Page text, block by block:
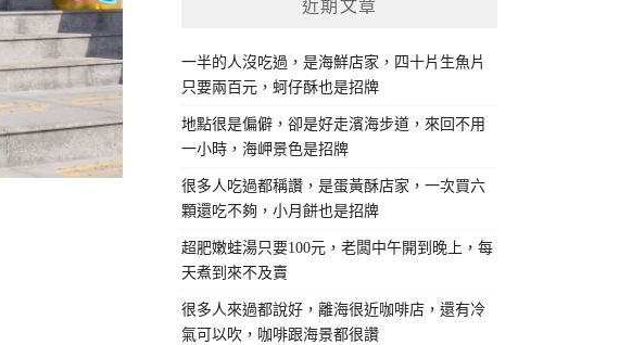
近期文章
一半的人沒吃過，是海鮮店家，四十片生魚片
只要兩百元，蚵仔酥也是招牌
地點很是偏僻，卻是好走濱海步道，來回不用
一小時，海岬景色是招牌
很多人吃過都稱讚，是蛋黃酥店家，一次買六
顆還吃不夠，小月餅也是招牌
超肥嫩蛙湯只要100元，老闆中午開到晚上，每
天煮到來不及賣
很多人來過都說好，離海很近咖啡店，還有冷
氣可以吹，咖啡跟海景都很讚